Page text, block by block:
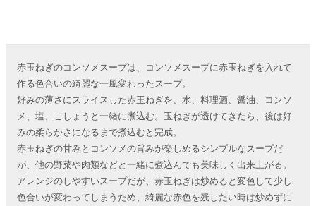
赤玉ねぎのコンソメスープは、コンソメスープに赤玉ねぎを入れて
作る色合いの綺麗な一風変わったスープ。
好みの薄さにスライスした赤玉ねぎを、水、料理酒、醤油、コンソ
メ、塩、こしょうと一緒に煮込む。玉ねぎが透けてきたら、後は好
みの柔らかさになるまで煮込むと完成。
赤玉ねぎの甘みとコンソメの旨みが楽しめるシンプルなスープだ
が、他の野菜や肉類などと一緒に煮込んでも美味しく出来上がる。
アレンジのしやすいスープだが、赤玉ねぎは炒めると変色して少し
色合いが変わってしまうため、綺麗な赤色を残したい時は炒めずに